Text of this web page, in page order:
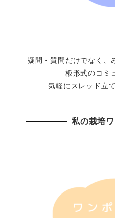
疑問・質問だけでなく、
板形式のコミ
気軽にスレッド立
私の栽培